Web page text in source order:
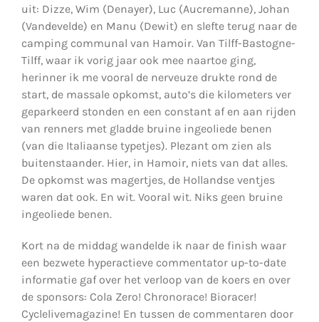
uit: Dizze, Wim (Denayer), Luc (Aucremanne), Johan
(Vandevelde) en Manu (Dewit) en slefte terug naar de
camping communal van Hamoir. Van Tilff-Bastogne-
Tilff, waar ik vorig jaar ook mee naartoe ging,
herinner ik me vooral de nerveuze drukte rond de
start, de massale opkomst, auto’s die kilometers ver
geparkeerd stonden en een constant af en aan rijden
van renners met gladde bruine ingeoliede benen
(van die Italiaanse typetjes). Plezant om zien als
buitenstaander. Hier, in Hamoir, niets van dat alles.
De opkomst was magertjes, de Hollandse ventjes
waren dat ook. En wit. Vooral wit. Niks geen bruine
ingeoliede benen.
Kort na de middag wandelde ik naar de finish waar
een bezwete hyperactieve commentator up-to-date
informatie gaf over het verloop van de koers en over
de sponsors: Cola Zero! Chronorace! Bioracer!
Cyclelivemagazine! En tussen de commentaren door